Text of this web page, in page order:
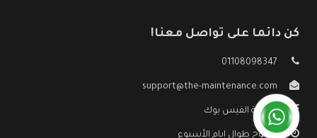
كن دائما على تواصل معنا!
01108098347
support@the-maintenance.com
صفحة الفيس بوك
مفتوح طوال ايام الأسبوع